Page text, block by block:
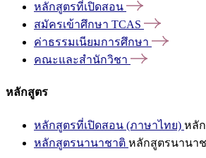
หลักสูตรที่เปิดสอน
สมัครเข้าศึกษา TCAS
ค่าธรรมเนียมการศึกษา
คณะและสำนักวิชา
หลักสูตร
หลักสูตรที่เปิดสอน (ภาษาไทย) หลั
หลักสูตรนานาชาติ หลักสูตรนานา